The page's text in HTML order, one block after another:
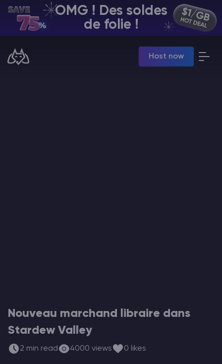
OMG ! Des soldes
de folie !
Host now
FR | USD
Manage your servers & payments
Nouveau marchand libraire dans
Stardew Valley
2 min read 4000 views 0 likes